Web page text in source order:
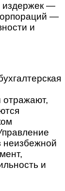
издержек —
—
и
отражают,
неизбежной
и